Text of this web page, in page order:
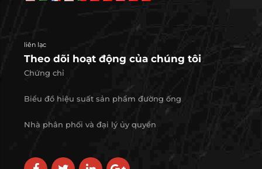
liên lạc
Theo dõi hoạt động của chúng tôi
Chứng chỉ
Biểu đồ hiệu suất sản phẩm đường ống
Nhà phân phối và đại lý ủy quyền